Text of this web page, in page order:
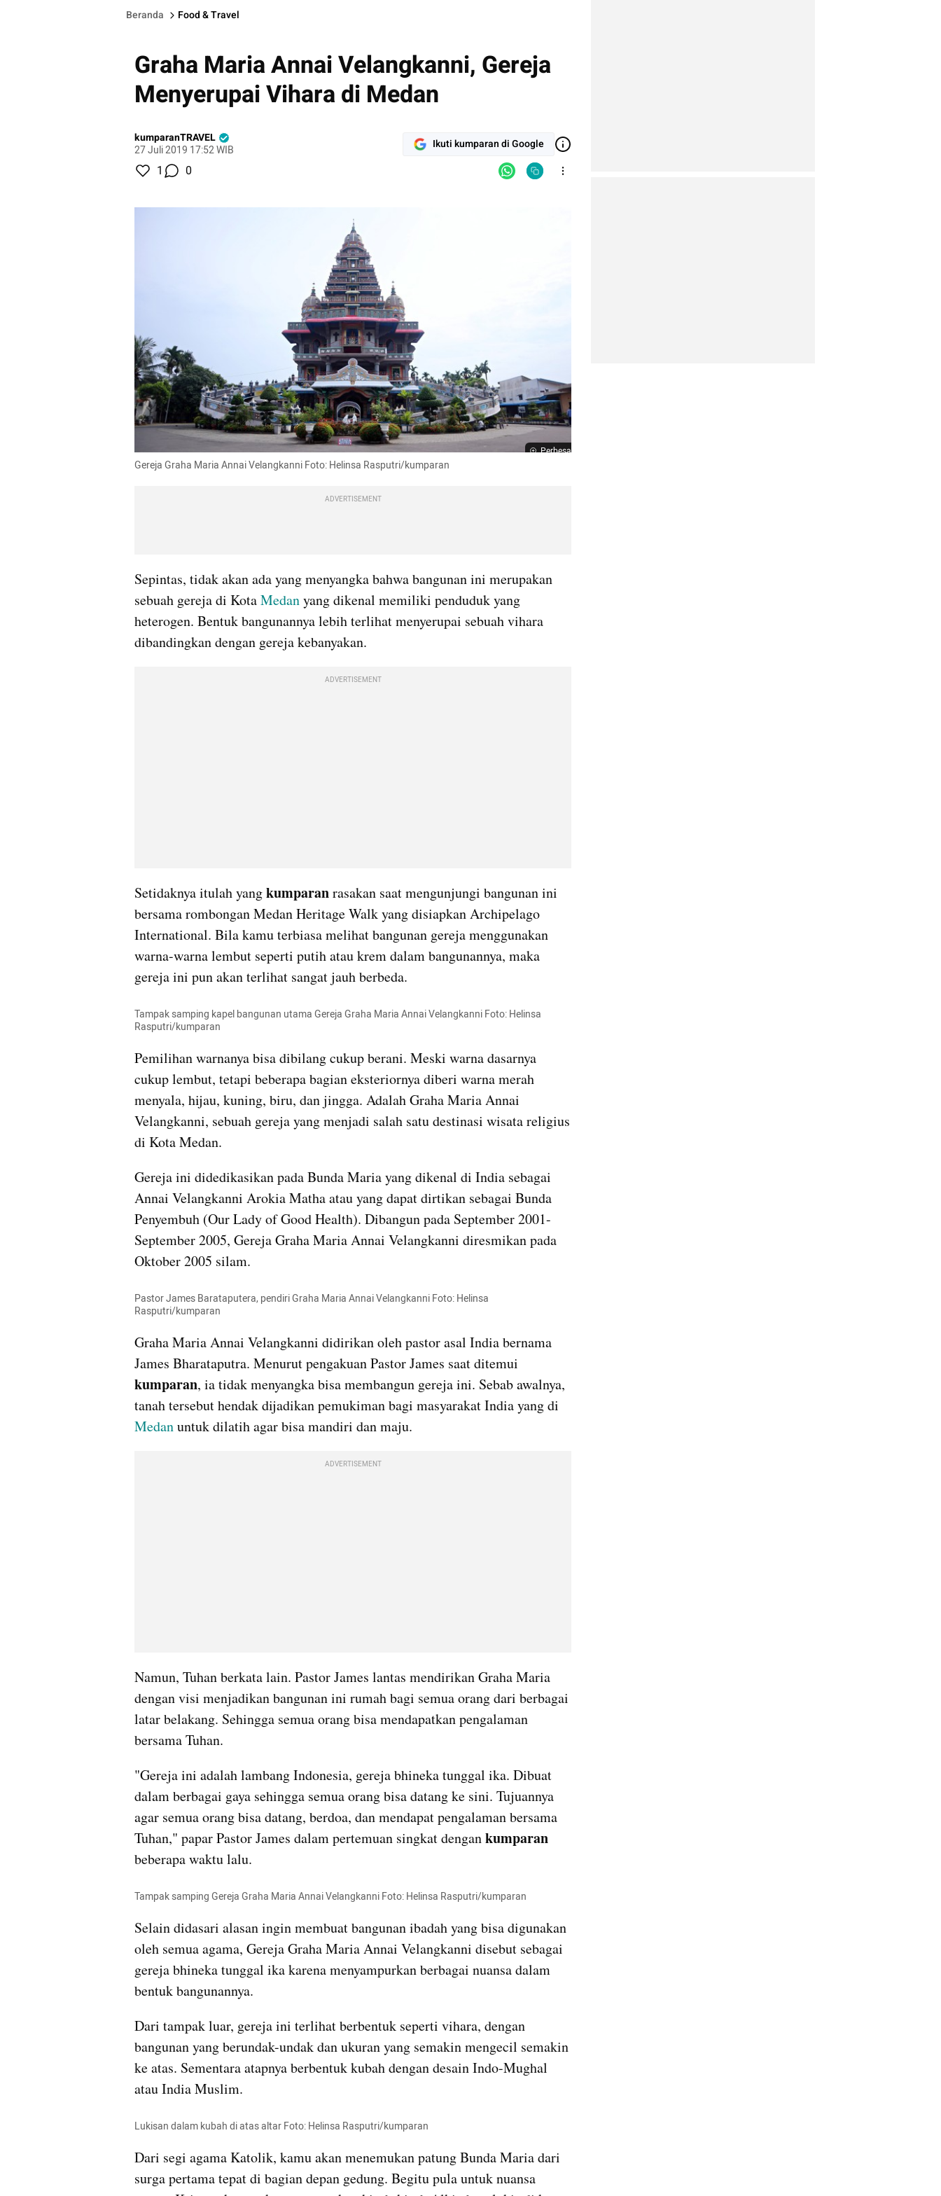
Beranda Food & Travel
Graha Maria Annai Velangkanni, Gereja
Menyerupai Vihara di Medan
kumparanTRAVEL
27 Juli 2019 17:52 WIB
Ikuti kumparan di Google
1 0
Perbesar
Gereja Graha Maria AnnaiVelangkanni Foto: Helinsa Rasputri/kumparan
ADVERTISEMENT
Sepintas, tidak akan ada yang menyangka bahwa bangunan ini merupakan
sebuah gereja di Kota Medan yang dikenal memiliki penduduk yang
heterogen. Bentuk bangunannya lebih terlihat menyerupai sebuah vihara
dibandingkan dengan gereja kebanyakan.
ADVERTISEMENT
Setidaknya itulah yang kumparan rasakan saat mengunjungi bangunan ini
bersama rombongan Medan Heritage Walk yang disiapkan Archipelago
International. Bila kamu terbiasa melihat bangunan gereja menggunakan
warna-warna lembut seperti putih atau krem dalam bangunannya, maka
gereja ini pun akan terlihat sangat jauh berbeda.
Tampak samping kapel bangunan utama Gereja Graha Maria AnnaiVelangkanni Foto: Helinsa
Rasputri/kumparan
Pemilihan warnanya bisa dibilang cukup berani. Meski warna dasarnya
cukup lembut, tetapi beberapa bagian eksteriornya diberi warna merah
menyala, hijau, kuning, biru, dan jingga. Adalah Graha Maria Annai
Velangkanni, sebuah gereja yang menjadi salah satu destinasi wisata religius
di Kota Medan.
Annai Velangkanni ArokiaMatha atau yang dapat dirtikan sebagai Bunda
Penyembuh (Our Lady of Good Health). Dibangun pada September 2001-
September 2005, Gereja Graha Maria Annai Velangkanni diresmikan pada
Oktober 2005 silam.
Pastor James Barataputera, pendiri Graha Maria AnnaiVelangkanni Foto: Helinsa
Rasputri/kumparan
Graha Maria Annai Velangkanni didirikan oleh pastor asal India bernama
James Bharataputra
kumparan, ia tidak menyangka bisa membangun gereja ini. Sebab awalnya,
Medan untuk dilatih agar bisa mandiri dan maju.
ADVERTISEMENT
Namun, Tuhan berkata lain. Pastor James lantas mendirikan Graha Maria
dengan visi menjadikan bangunan ini rumah bagi semua orang dari berbagai
latar belakang. Sehingga semua orang bisa mendapatkan pengalaman
bersama Tuhan.
"Gereja ini adalah lambang Indonesia, gereja bhineka tunggal ika. Dibuat
dalam berbagai gaya sehingga semua orang bisa datang ke sini. Tujuannya
agar semua orang bisa datang, berdoa, dan mendapat pengalaman bersama
Tuhan," papar Pastor James dalam pertemuan singkat dengan
beberapa waktu lalu.
Tampak samping Gereja Graha Maria AnnaiVelangkanni Foto: Helinsa Rasputri/kumparan
Selain didasari alasan ingin membuat bangunan ibadah yang bisa digunakan
oleh semua agama, Gereja Graha Maria Annai Velangkanni disebut sebagai
gereja bhineka tunggal ika karena menyampurkan berbagai nuansa dalam
bentuk bangunannya.
Dari tampak luar, gereja ini terlihat berbentuk seperti vihara, dengan
bangunan yang berundak-undak dan ukuran yang semakin mengecil semakin
ke atas. Sementara atapnya berbentuk kubah dengan desain Indo-Mughal
atau India Muslim.
Lukisan dalam kubah di atas altar Foto: Helinsa Rasputri/kumparan
Dari segi agama Katolik, kamu akan menemukan patung Bunda Maria dari
surga pertama tepat di bagian depan gedung. Begitu pula untuk nuansa